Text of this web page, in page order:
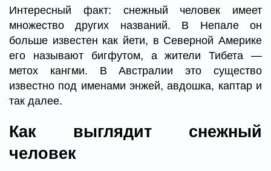
Интересный факт: снежный человек имеет
множество других названий. В Непале он
больше известен как йети, в Северной Америке
его называют бигфутом, а жители Тибета —
метох кангми. В Австралии это существо
известно под именами энжей, авдошка, каптар и
так далее.
Как выглядит снежный
человек